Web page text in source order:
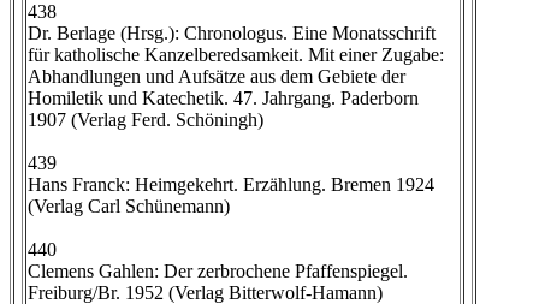
438
Dr. Berlage (Hrsg.): Chronologus. Eine Monatsschrift
für katholische Kanzelberedsamkeit. Mit einer Zugabe:
Abhandlungen und Aufsätze aus dem Gebiete der
Homiletik und Katechetik. 47. Jahrgang. Paderborn
1907 (Verlag Ferd. Schöningh)
439
Hans Franck: Heimgekehrt. Erzählung. Bremen 1924
(Verlag Carl Schünemann)
440
Clemens Gahlen: Der zerbrochene Pfaffenspiegel.
Freiburg/Br. 1952 (Verlag Bitterwolf-Hamann)